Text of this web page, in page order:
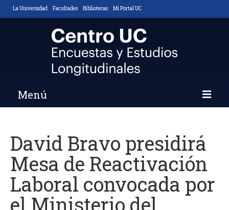
La Universidad Facultades Bibliotecas Mi Portal UC
Menú
Nosotros
Descripción y Objetivos
Áreas de Trabajo
Equipo
David Bravo presidirá
Mesa de Reactivación
Laboral convocada por
el Ministerio del